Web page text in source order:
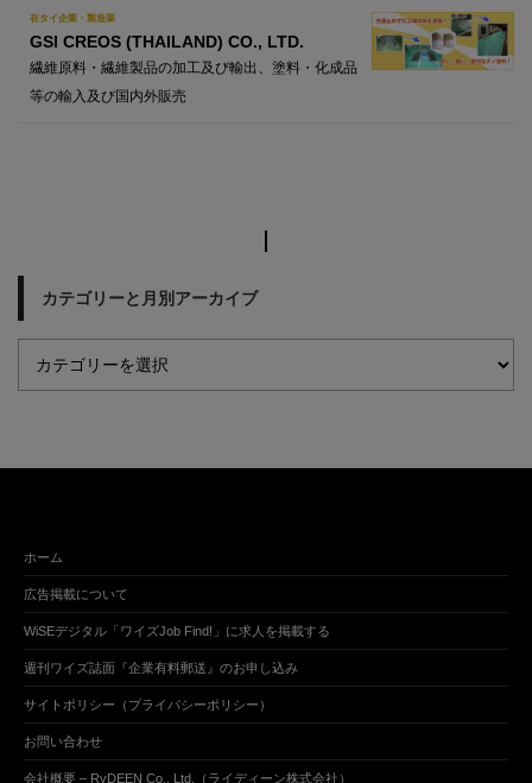
在タイ企業・製造業
GSI CREOS (THAILAND) CO., LTD.
繊維原料・繊維製品の加工及び輸出、塗料・化成品
等の輸入及び国内外販売
カテゴリーと月別アーカイブ
ホーム
広告掲載について
WiSEデジタル「ワイズJob Find!」に求人を掲載する
週刊ワイズ誌面『企業有料郵送』のお申し込み
サイトポリシー（プライバシーポリシー）
お問い合わせ
会社概要 – RyDEEN Co., Ltd.（ライディーン株式会社）